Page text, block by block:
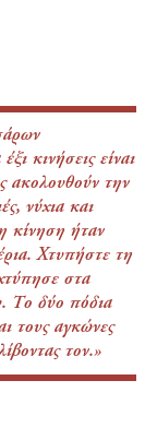
κινήσεις είναι
ακολουθούν την
νύχια και
κίνηση ήταν
Χτυπήστε τη
στα
Το δύο πόδια
τους αγκώνες
τον.»